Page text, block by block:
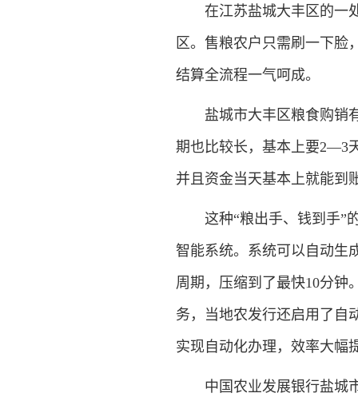
在江苏盐城大丰区的一处
区。售粮农户只需刷一下脸
结算全流程一气呵成。
盐城市大丰区粮食购销有
期也比较长，基本上要2—3
并且资金当天基本上就能到
这种“粮出手、钱到手”的
智能系统。系统可以自动生
周期，压缩到了最快10分钟
务，当地农发行还启用了自
实现自动化办理，效率大幅
中国农业发展银行盐城市